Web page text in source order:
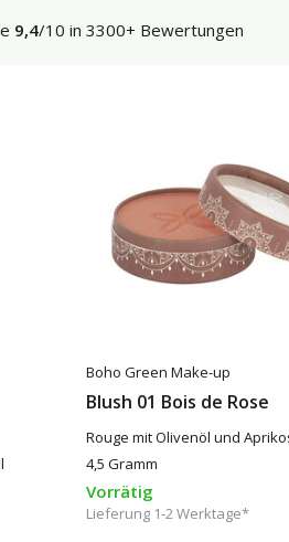
9,4/10 in 3300+ Bewertungen
Boho Green Make-up
Blush 01 Bois de Rose
Rouge mit Olivenöl und
4,5 Gramm
Vorrätig
Lieferung 1-2 Werktage*